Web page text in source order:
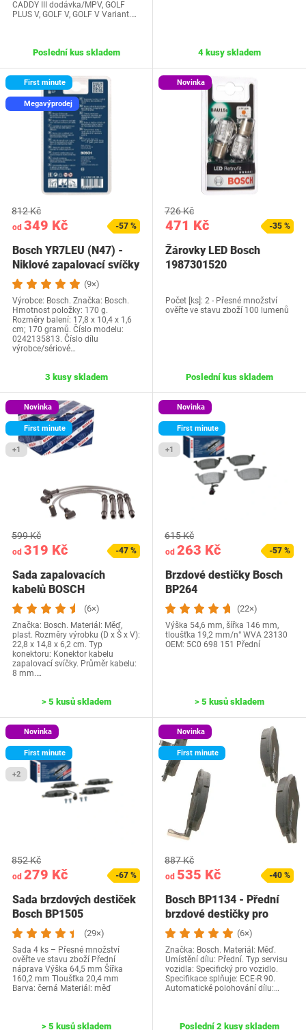
CADDY III dodávka/MPV, GOLF
PLUS V, GOLF V, GOLF V Variant.…
Poslední kus skladem 4 kusy skladem
First minute
Megavýprodej
od 349 Kč
812 Kč
-57 %
Bosch YR7LEU (N47) -
Niklové zapalovací svíčky
- blistrové…
(9×)
Výrobce: Bosch. Značka: Bosch.
Hmotnost položky: 170 g.
Rozměry balení: 17,8 x 10,4 x 1,6
cm; 170 gramů. Číslo modelu:
0242135813. Číslo dílu
výrobce/sériové…
3 kusy skladem
Novinka
471 Kč
726 Kč
-35 %
Žárovky LED Bosch
1987301520
Počet [ks]: 2 - Přesné množství
ověřte ve stavu zboží 100 lumenů
Poslední kus skladem
Novinka
First minute
+1
od 319 Kč
599 Kč
-47 %
Sada zapalovacích
kabelů BOSCH
F00099C602
(6×)
Značka: Bosch. Materiál: Měď,
plast. Rozměry výrobku (D x Š x V):
22,8 x 14,8 x 6,2 cm. Typ
konektoru: Konektor kabelu
zapalovací svíčky. Průměr kabelu:
8 mm.…
> 5 kusů skladem
Novinka
First minute
+1
od 263 Kč
615 Kč
-57 %
Brzdové destičky Bosch
BP264
(22×)
Výška 54,6 mm, šířka 146 mm,
tloušťka 19,2 mm/n° WVA 23130
OEM: ‎5C0 698 151 Přední
> 5 kusů skladem
Novinka
First minute
+2
od 279 Kč
852 Kč
-67 %
Sada brzdových destiček
Bosch BP1505
(29×)
Sada 4 ks – Přesné množství
ověřte ve stavu zboží Přední
náprava Výška 64,5 mm Šířka
160,2 mm Tloušťka 20,4 mm
Barva: černá Materiál: měď
> 5 kusů skladem
Novinka
First minute
od 535 Kč
887 Kč
-40 %
Bosch BP1134 - Přední
brzdové destičky pro
automobily -… (6×)
Značka: Bosch. Materiál: Měď.
Umístění dílu: Přední. Typ servisu
vozidla: Specifický pro vozidlo.
Specifikace splňuje: ECE-R 90.
Automatické polohování dílu:…
Poslední 2 kusy skladem